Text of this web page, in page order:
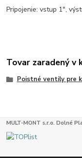
Pripojenie: vstup 1",
Tovar zaradený v
Poistné ventily pre
MULT-MONT s.r.o. Dolné